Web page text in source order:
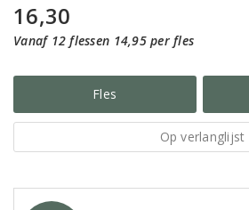
16,30
Vanaf 12 flessen 14,95 per fles
Fles
Op verlanglijst